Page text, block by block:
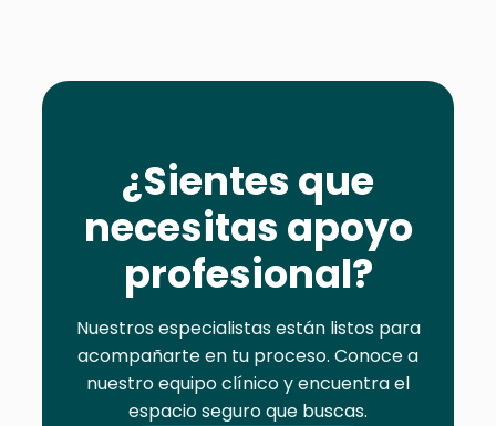
¿Sientes que
necesitas apoyo
profesional?
Nuestros especialistas están listos para
acompañarte en tu proceso. Conoce a
nuestro equipo clínico y encuentra el
espacio seguro que buscas.